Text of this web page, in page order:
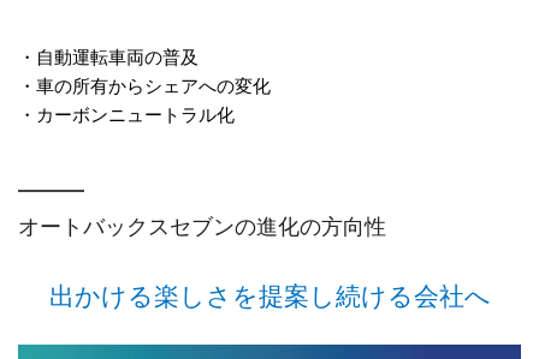
・自動運転車両の普及
・車の所有からシェアへの変化
・カーボンニュートラル化
オートバックスセブンの進化の方向性
出かける楽しさを提案し続ける会社へ